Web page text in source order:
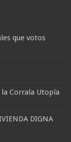
que votos
Corrala Utopía
DIGNA